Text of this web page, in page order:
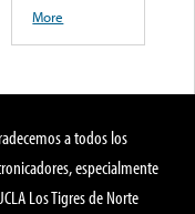
More
a todos los
especialmente
Los Tigres de Norte